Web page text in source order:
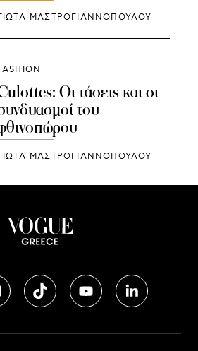
ΜΑΣΤΡΟΓΙΑΝΝΟΠΟΥΛΟΥ
Οι τάσεις και οι
του
ΜΑΣΤΡΟΓΙΑΝΝΟΠΟΥΛΟΥ